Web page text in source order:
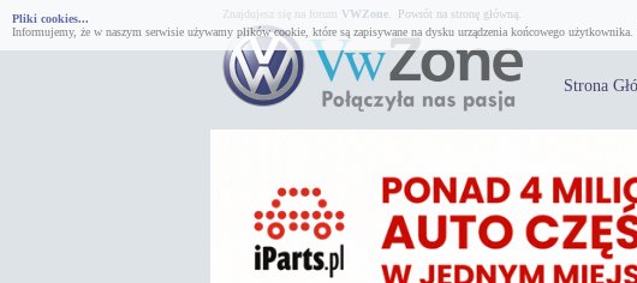
Pliki cookies...
Informujemy, że w naszym serwisie używamy plików cookie, które są zapisywane na dysku urządzenia końcowego
Znajdujesz się na forum VWZone. Powrót na stronę główną.
Strona